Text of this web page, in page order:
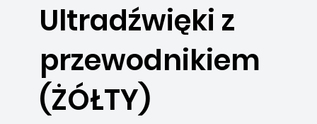
Ultradźwięki z
przewodnikiem
(ŻÓŁTY)